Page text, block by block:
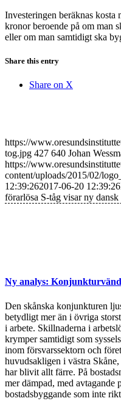
Investeringen beräknas
kronor beroende på om man
eller om man samtidigt ska
Share this entry
Share on X
https://
tog.jpg 427 640 Johan
https://
content/uploads/2015/02/
12:39:262017-06-20 12:39:26
förarlösa S-tåg visar ny
Ny analys:
Den skånska konjunkturen
betydligt mer än i övriga
i arbete. Skillnaderna i
krymper samtidigt som
inom försvarssektorn och
huvudsakligen i västra
har blivit allt färre. På
mer dämpad, med avtagande
bostadsbyggande som inte